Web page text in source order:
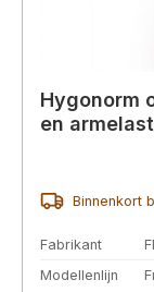
Hygonorm
en
Binnenkort
Fabrikant
Modellenlijn